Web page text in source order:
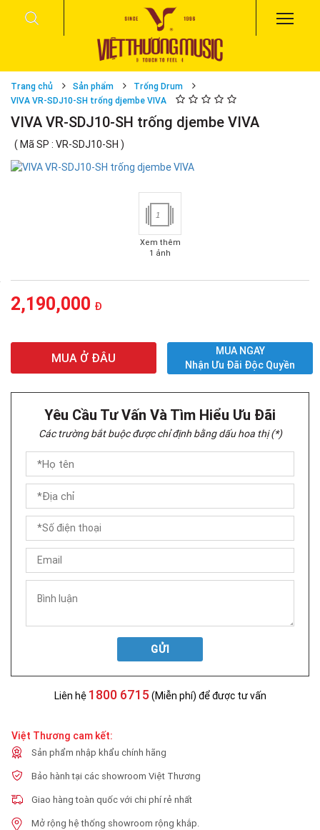
Trang chủ Sản phẩm
Trống Drum
VIVA VR-SDJ10-SH trống djembe VIVA
VIVA VR-SDJ10-SH trống djembe VIVA
( Mã SP : VR-SDJ10-SH )
1
Xem thêm
1 ảnh
2,190,000 Đ
MUA Ở ĐÂU
MUA NGAY
Nhận Ưu Đãi Độc Quyền
Yêu Cầu Tư Vấn Và Tìm Hiểu Ưu Đãi
Các trường bắt buộc được chỉ định bằng dấu hoa thị (*)
GỬI
Liên hệ 1800 6715 (Miễn phí) để được tư vấn
Việt Thương cam kết:
Sản phẩm nhập khẩu chính hãng
Bảo hành tại các showroom Việt Thương
Giao hàng toàn quốc với chi phí rẻ nhất
Mở rộng hệ thống showroom rộng khắp.